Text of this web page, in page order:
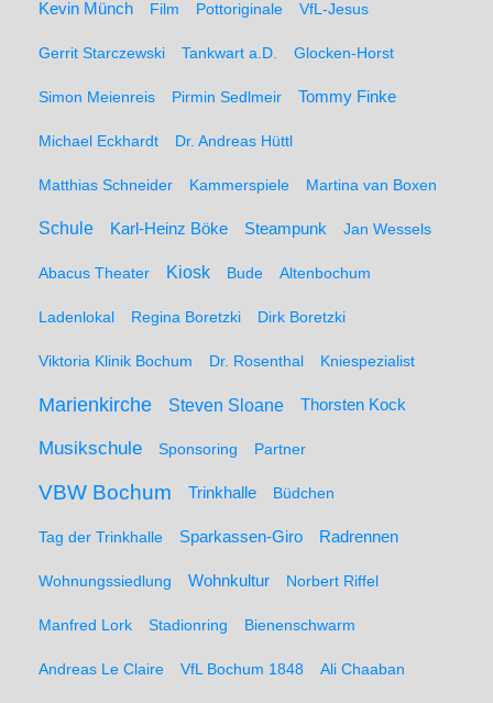
Kevin Münch Film Pottoriginale VfL-Jesus
Gerrit Starczewski Tankwart a.D. Glocken-Horst
Simon Meienreis Pirmin Sedlmeir Tommy Finke
Michael Eckhardt Dr. Andreas Hüttl
Matthias Schneider Kammerspiele Martina van Boxen
Schule Karl-Heinz Böke Steampunk Jan Wessels
Abacus Theater Kiosk Bude Altenbochum
Ladenlokal Regina Boretzki Dirk Boretzki
Viktoria Klinik Bochum Dr. Rosenthal Kniespezialist
Marienkirche Steven Sloane Thorsten Kock
Musikschule Sponsoring Partner
VBW Bochum Trinkhalle Büdchen
Tag der Trinkhalle Sparkassen-Giro Radrennen
Wohnungssiedlung Wohnkultur Norbert Riffel
Manfred Lork Stadionring Bienenschwarm
Andreas Le Claire VfL Bochum 1848 Ali Chaaban